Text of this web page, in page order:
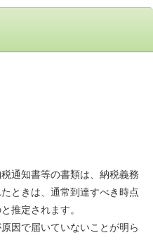
通知書等の書類は、納税義務
ときは、通常到達すべき時点
推定されます。
因で届いていないことが明ら